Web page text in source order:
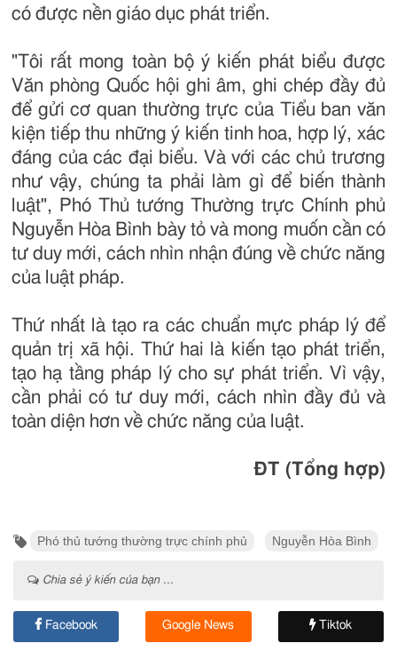
có được nền giáo dục phát triển.
"Tôi rất mong toàn bộ ý kiến phát biểu được
Văn phòng Quốc hội ghi âm, ghi chép đầy đủ
để gửi cơ quan thường trực của Tiểu ban văn
kiện tiếp thu những ý kiến tinh hoa, hợp lý, xác
đáng của các đại biểu. Và với các chủ trương
như vậy, chúng ta phải làm gì để biến thành
luật", Phó Thủ tướng Thường trực Chính phủ
Nguyễn Hòa Bình bày tỏ và mong muốn cần có
tư duy mới, cách nhìn nhận đúng về chức năng
của luật pháp.
Thứ nhất là tạo ra các chuẩn mực pháp lý để
quản trị xã hội. Thứ hai là kiến tạo phát triển,
tạo hạ tầng pháp lý cho sự phát triển. Vì vậy,
cần phải có tư duy mới, cách nhìn đầy đủ và
toàn diện hơn về chức năng của luật.
ĐT (Tổng hợp)
Phó thủ tướng thường trực chính phủ Nguyễn Hòa Bình
Chia sẻ ý kiến của bạn ...
Facebook Google News Tiktok